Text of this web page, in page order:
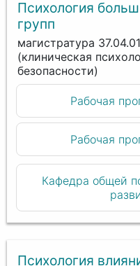
Психология
групп
магистратура
(клиническая
безопасности)
Рабочая
Рабочая
Кафедра общей
Психология